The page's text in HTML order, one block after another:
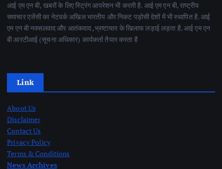
आई एम एन बी, खबरों के लिए स्ट्रिंग आपरेशन भी करती है. आई एम एन बी, राष्ट्रीय
समाचार एजेंसी का नेटवर्क अखिल भारतीय और निकट पड़ोसी देशों में भी स्थापित है. आई
एम एन बी नक्सलवाद और आतंकवाद ,भ्रष्टाचार के खिलाफ लड़ाई लड़ता है. आई एम एन
बी आरटीआई (सूचना अधिकार) कार्यकर्ता तैयार करता है
Link
About Us
Disclaimer
Contact Us
Privacy Policy
Terms & Conditions
News Archives